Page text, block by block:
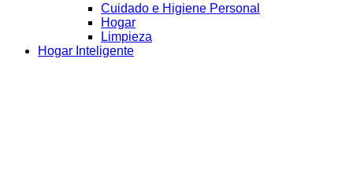
Cuidado e Higiene Personal
Hogar
Limpieza
Hogar Inteligente